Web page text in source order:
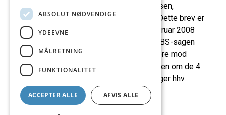
Forbrugerombudsmanden, Forbrugerstyrelsen,
Amagerfælledvej 56, 2300 København S (Dette brev er
sendt i kopi til pressen) København 20. februar 2008
Klage over ombudsmandens afgørelse i JBS-sagen
Seksualpolitisk Forum vil hermed protestere mod
Forbrugerombudsmandens afgørelse i sagen om de 4
annoncer fra JBS, som viser kvinder der leger hhv.
sygeplejerske, stuepige, sekretær og […]
ABSOLUT NØDVENDIGE
YDEEVNE
MÅLRETNING
FUNKTIONALITET
ACCEPTER ALLE AFVIS ALLE